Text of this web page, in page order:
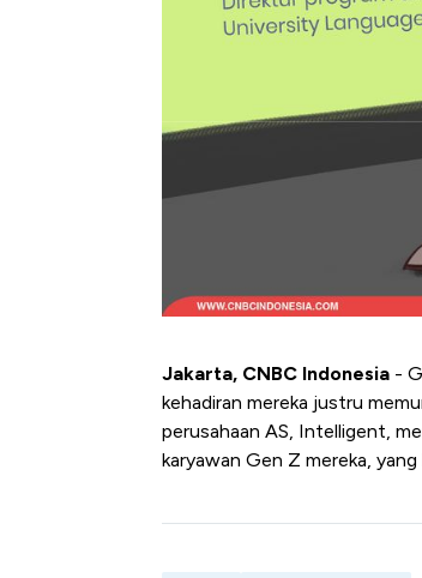
Jakarta, CNBC Indonesia -
kehadiran mereka justru
perusahaan AS, Intelligent,
karyawan Gen Z mereka,